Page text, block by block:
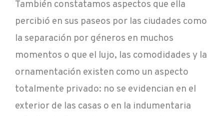
También constatamos aspectos que ella
percibió en sus paseos por las ciudades como
la separación por géneros en muchos
momentos o que el lujo, las comodidades y la
ornamentación existen como un aspecto
totalmente privado: no se evidencian en el
exterior de las casas o en la indumentaria